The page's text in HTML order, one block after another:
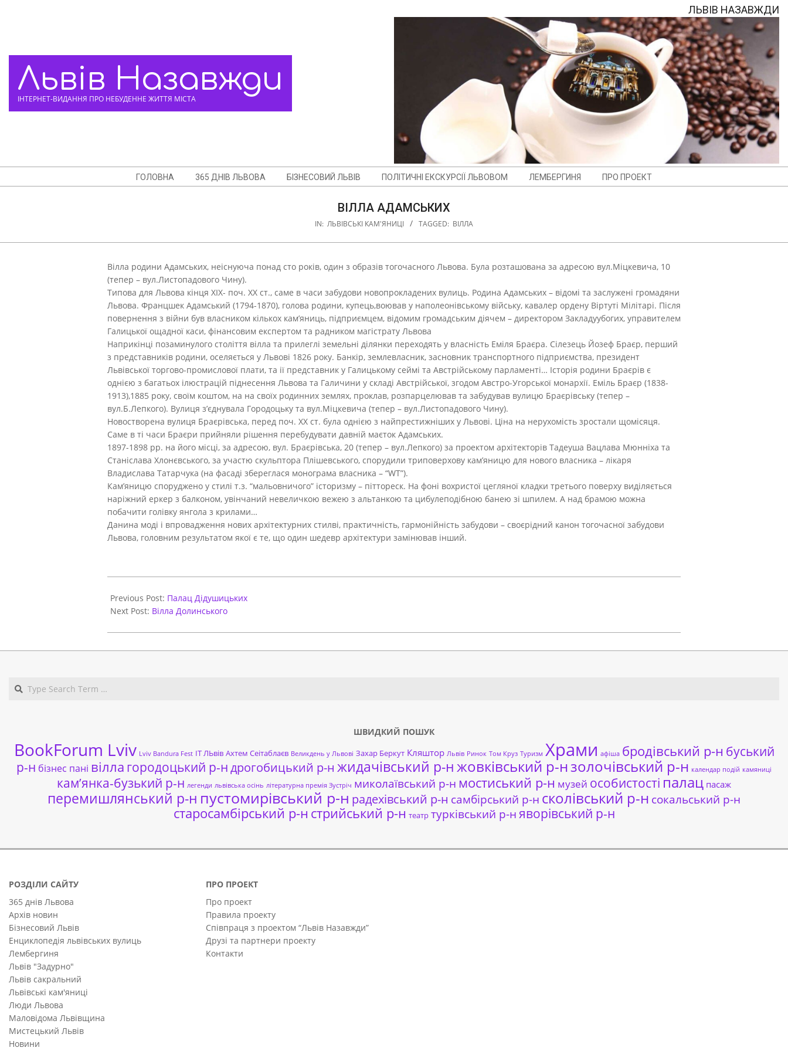
Львів Назавжди
ІНТЕРНЕТ-ВИДАННЯ ПРО НЕБУДЕННЕ ЖИТТЯ МІСТА
ЛЬВІВ НАЗАВЖДИ
Menu
ГОЛОВНА 365 ДНІВ ЛЬВОВА БІЗНЕСОВИЙ ЛЬВІВ ПОЛІТИЧНІ ЕКСКУРСІЇ ЛЬВОВОМ ЛЕМБЕРГИНЯ ПРО ПРОЕКТ
ВІЛЛА АДАМСЬКИХ
IN: ЛЬВІВСЬКІ КАМ'ЯНИЦІ TAGGED: ВІЛЛА
Вілла родини Адамських, неіснуюча понад сто років, один з образів тогочасного Львова. Була розташована за адресою вул.Міцкевича, 10
(тепер – вул.Листопадового Чину).
Типова для Львова кінця XIX- поч. XX ст., саме в часи забудови новопрокладених вулиць. Родина Адамських – відомі та заслужені громадяни
Львова. Францшек Адамський (1794-1870), голова родини, купець,воював у наполеонівському війську, кавалер ордену Віртуті Мілітарі. Після
повернення з війни був власником кількох кам’яниць, підприємцем, відомим громадським діячем – директором Закладуубогих, управителем
Галицької ощадної каси, фінансовим експертом та радником магістрату Львова
Наприкінці позаминулого століття вілла та прилеглі земельні ділянки переходять у власність Еміля Браєра. Сілезець Йозеф Браєр, перший
з представників родини, оселяється у Львові 1826 року. Банкір, землевласник, засновник транспортного підприємства, президент
Львівської торгово-промислової плати, та ії представник у Галицькому сеймі та Австрійському парламенті… Історія родини Браєрів є
однією з багатьох ілюстрацій піднесення Львова та Галичини у складі Австрійської, згодом Австро-Угорської монархії. Еміль Браєр (1838-
1913),1885 року, своїм коштом, на на своїх родинних землях, проклав, розпарцелював та забудував вулицю Браєрівську (тепер –
вул.Б.Лепкого). Вулиця з’єднувала Городоцьку та вул.Міцкевича (тепер – вул.Листопадового Чину).
Новостворена вулиця Браєрівська, перед поч. XX ст. була однією з найпрестижніших у Львові. Ціна на нерухомість зростали щомісяця.
Саме в ті часи Браєри прийняли рішення перебудувати давній маєток Адамських.
1897-1898 рр. на його місці, за адресою, вул. Браєрівська, 20 (тепер – вул.Лепкого) за проектом архітекторів Тадеуша Вацлава Мюнніха та
Станіслава Хлонєвського, за участю скульптора Плішевського, спорудили триповерхову кам’яницю для нового власника – лікаря
Владислава Татарчука (на фасаді збереглася монограма власника – “WT”).
Кам’яницю споруджено у стилі т.з. “мальовничого” історизму – піттореск. На фоні вохристої цегляної кладки третього поверху виділяється
наріжний еркер з балконом, увінчаний невеличкою вежею з альтанкою та цибулеподібною банею зі шпилем. А над брамою можна
побачити голівку янгола з крилами…
Данина моді і впровадження нових архітектурних стилві, практичність, гармонійність забудови – своєрідний канон тогочасної забудови
Львова, головним результатом якої є те, що один шедевр архітектури замінював інший.
03-
29
Previous Post: Палац Дідушицьких
Next Post: Вілла Долинського
ШВИДКИЙ ПОШУК
BookForum Lviv Lviv Bandura Fest ІТ ЛЬвів Ахтем Сеітаблаєв Великдень у Львові Захар Беркут Кляштор Львів Ринок Том Круз Туризм Храми афіша бродівський р-н буський
р-н бізнес пані вілла городоцький р-ндрогобицький р-н жидачівський р-нжовківський р-нзолочівський р-н календар подій камяниці
кам’янка-бузький р-н легенди львівська осінь літературна премія Зустріч миколаївський р-н мостиський р-н музей особистості палац пасаж
перемишлянський р-н пустомирівський р-н радехівський р-н самбірський р-н сколівський р-н сокальський р-н
старосамбірський р-н стрийський р-н театр турківський р-н яворівський р-н
РОЗДІЛИ САЙТУ
365 днів Львова
Архів новин
Бізнесовий Львів
Енциклопедія львівських вулиць
Лембергиня
Львів "Задурно"
Львів сакральний
Львівські кам'яниці
Люди Львова
Маловідома Львівщина
Мистецький Львів
Новини
ПРО ПРОЕКТ
Про проект
Правила проекту
Співпраця з проектом “Львів Назавжди”
Друзі та партнери проекту
Контакти